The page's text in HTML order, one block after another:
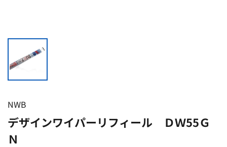
NWB
デザインワイパーリフィール ＤＷ55Ｇ
Ｎ